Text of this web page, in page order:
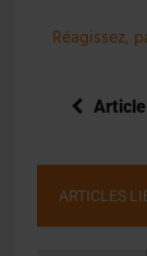
Réagissez,
ARTICLES